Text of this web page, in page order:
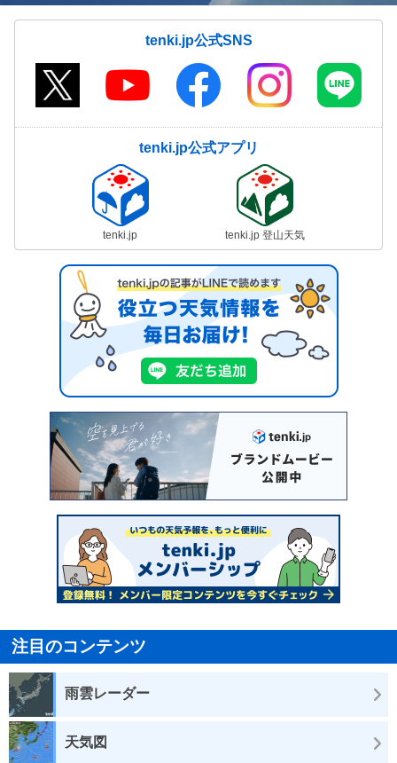
tenki.jp公式SNS
tenki.jp公式アプリ
tenki.jp tenki.jp 登山天気
注目のコンテンツ
雨雲レーダー
天気図